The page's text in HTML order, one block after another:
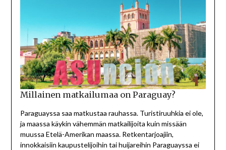
Millainen matkailumaa on Paraguay?
Paraguayssa saa matkustaa rauhassa. Turistiruuhkia ei ole,
ja maassa käykin vähemmän matkailijoita kuin missään
muussa Etelä-Amerikan maassa. Retkentarjoajiin,
innokkaisiin kaupustelijoihin tai huijareihin Paraguayssa ei